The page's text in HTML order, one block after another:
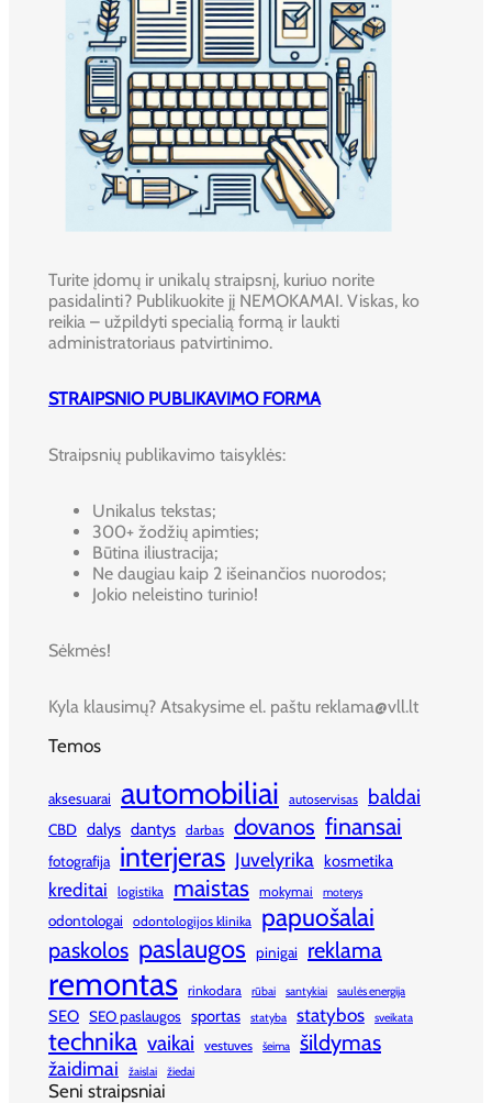
Turite įdomų ir unikalų straipsnį, kuriuo norite
pasidalinti? Publikuokite jį NEMOKAMAI. Viskas, ko
reikia – užpildyti specialią formą ir laukti
administratoriaus patvirtinimo.
STRAIPSNIO PUBLIKAVIMO FORMA
Straipsnių publikavimo taisyklės:
Unikalus tekstas;
300+ žodžių apimties;
Būtina iliustracija;
Ne daugiau kaip 2 išeinančios nuorodos;
Jokio neleistino turinio!
Sėkmės!
Kyla klausimų? Atsakysime el. paštu reklama@vll.lt
Temos
aksesuarai automobiliai autoservisas baldai
CBD dalys dantys darbas dovanos finansai
fotografija interjeras Juvelyrika kosmetika
kreditai logistika maistas mokymai moterys
odontologai odontologijos klinika papuošalai
paskolos paslaugos pinigai reklama
remontas rinkodara rūbai santykiai saulės energija
SEO SEO paslaugos sportas statyba statybos sveikata
technika vaikai vestuves šeima šildymas
žaidimai žaislai žiedai
Seni straipsniai